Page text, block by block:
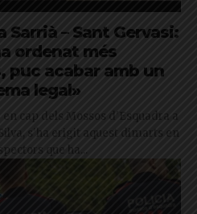
Sarrià – Sant Gervasi:
ordenat més
puc acabar amb un
legal»
cap dels Mossos d'Esquadra a
s'ha erigit aquest dimarts en
que ha...